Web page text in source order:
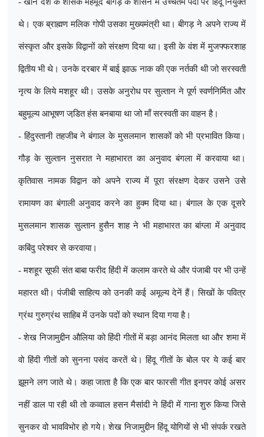
थे। एक ब्राह्मण मलिक गोपी उसका मुख्यमंत्री था। बीगड़ ने अपने राज्य में
संस्कृत और इसके विद्वानों को संरक्षण दिया था। इसी के वंश में मुजफ्फरशाह
द्वितीय भी थे। उनके दरबार में बाई झाऊ नाक की एक नर्तकी थी जो सरस्वती
नृत्य के लिये मशहूर थी। उसके अनुरोध पर सुल्तान ने पूर्ण स्वर्णनिर्मित और
बहुमूल्य आभूषण जडि़त हंस बनबाया था जो माँ सरस्वती का वाहन है।
- हिंदुस्तानी तहजीब ने बंगाल के मुसलमान शासकों को भी प्रभावित किया।
गौड़ के सुल्तान नुसरात ने महाभारत का अनुवाद बंगला में करवाया था।
कृतिवास नामक विद्वान को अपने राज्य में पूरा संरक्षण देकर उसने उसे
रामायण का बंगाली अनुवाद करने का हुक्म दिया था। बंगाल के एक दूसरे
मुसलमान शासक सुल्तान हुसैन शाह ने भी महाभारत का बांग्ला में अनुवाद
कबिंदु परेश्वर से करवाया।
- मशहूर सूफी संत बाबा फरीद हिंदी में कलाम करते थे और पंजाबी पर भी उन्हें
महारत थी। पंजीबी साहित्य को उनकी कई अमूल्य देनें हैं। सिखों के पवित्र
ग्रंथ गुरुग्रंथ साहिब में उनके पदों को स्थान दिया गया है।
- शेख निजामुद्दीन औलिया को हिंदी गीतों में बड़ा आनंद मिलता था और शमा में
वो हिंदी गीतों को सुनना पसंद करतें थे। हिंदू गीतों के बोल पर ये कई बार
झूमने लग जाते थे। कहा जाता है कि एक बार फारसी गीत इनपर कोई असर
नहीं डाल पा रही थी तो कव्वाल हसन मैसांदी ने हिंदी में गाना शुरु किया जिसे
सुनकर वो भावविभोर हो गये। शेख निजामुद्दीन हिंदू योगियों से भी संपर्क रखते